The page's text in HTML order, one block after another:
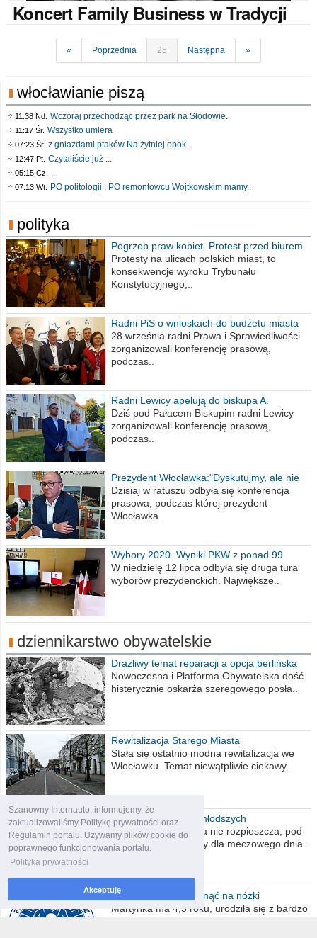
Szanowny Internauto, informujemy, że
zaktualizowaliśmy Politykę prywatności oraz
Regulamin portalu. Używamy plików cookie do
poprawnego funkcjonowania portalu.
Polityka prywatności
Akceptuję
KoncertFamily Business w Tradycji
« Poprzednia 25 Następna »
włocławianie piszą
11:38 Nd. Wczoraj przechodząc przez park na Słodowie..
11:17 Śr. Wszystko umiera
07:23 Śr. z gniazdami ptaków Na żytniej obok..
12:47 Pt. Czytaliście już :..
05:15 Cz. ..
07:13 Wt. PO politologii . PO remontowcu Wojtkowskim mamy..
polityka
Pogrzeb praw kobiet. Protest przed biurem
poselskim PiS
Protesty na ulicach polskich miast, to
konsekwencje wyroku Trybunału
Konstytucyjnego,..
Radni PiS o wnioskach do budżetu miasta
na 2021 rok
28 września radni Prawa i Sprawiedliwości
zorganizowali konferencję prasową,
podczas..
Radni Lewicy apelują do biskupa A.
Wiesława Meringa
Dziś pod Pałacem Biskupim radni Lewicy
zorganizowali konferencję prasową,
podczas..
Prezydent Włocławka:"Dyskutujmy, ale nie
obrażajmy się”
Dzisiaj w ratuszu odbyła się konferencja
prasowa, podczas której prezydent
Włocławka..
Wybory 2020. Wyniki PKW z ponad 99
procent obwodów
W niedzielę 12 lipca odbyła się druga tura
wyborów prezydenckich. Największe..
dziennikarstwo obywatelskie
Drażliwy temat reparacji a opcja berlińska
Nowoczesna i Platforma Obywatelska dość
histerycznie oskarża szeregowego posła..
Rewitalizacja Starego Miasta
Stała się ostatnio modna rewitalizacja we
Włocławku. Temat niewątpliwie ciekawy...
Koszykówka dla najmłodszych
Poniedziałek, pogoda nie rozpieszcza, pod
Halą Mistrzów typowy dla meczowego dnia..
Pomóż Martynce stanąć na nóżki
Martynka ma 4,5 roku, urodziła się z bardzo